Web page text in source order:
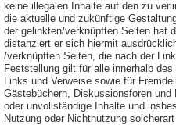
keine illegalen Inhalte auf den zu
die aktuelle und zukünftige
der gelinkten/verknüpften Seiten hat
distanziert er sich hiermit
/verknüpften Seiten, die nach der
Feststellung gilt für alle innerhalb
Links und Verweise sowie für
Gästebüchern, Diskussionsforen
oder unvollständige Inhalte und
Nutzung oder Nichtnutzung